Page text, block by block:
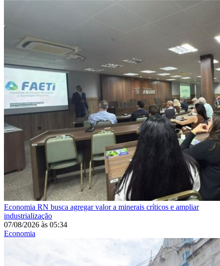
Economia RN busca agregar valor a minerais críticos e ampliar
industrialização
07/08/2026 às 05:34
Economia